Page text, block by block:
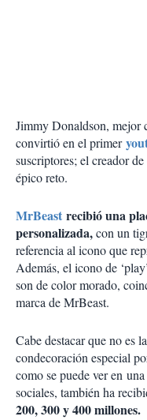
Jimmy Donaldson, mejor
convirtió en el primer
suscriptores; el creador
épico reto.
MrBeast recibió una
personalizada,con un
referencia al icono que
Además, el icono de ‘play
son de color morado,
marca de MrBeast.
Cabe destacar que no es
condecoración especial
como se puede ver en
sociales, también ha
200, 300 y 400 millones.